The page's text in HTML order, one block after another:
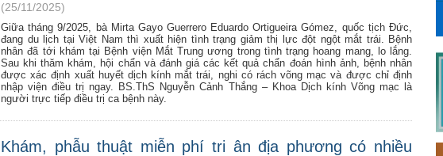
(25/11/2025)
Giữa tháng 9/2025, bà Mirta Gayo Guerrero Eduardo Ortigueira Gómez, quốc tịch Đức,
đang du lịch tại Việt Nam thì xuất hiện tình trạng giảm thị lực đột ngột mắt trái. Bệnh
nhân đã tới khám tại Bệnh viện Mắt Trung ương trong tình trạng hoang mang, lo lắng.
Sau khi thăm khám, hội chẩn và đánh giá các kết quả chẩn đoán hình ảnh, bệnh nhân
được xác định xuất huyết dịch kính mắt trái, nghi có rách võng mạc và được chỉ định
nhập viện điều trị ngay. BS.ThS Nguyễn Cảnh Thắng – Khoa Dịch kính Võng mạc là
người trực tiếp điều trị ca bệnh này.
Khám, phẫu thuật miễn phí tri ân địa phương có nhiều